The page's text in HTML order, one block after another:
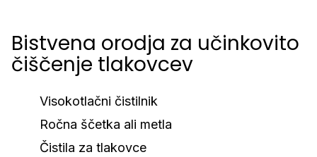
Bistvena orodja za učinkovito
čiščenje tlakovcev
Visokotlačni čistilnik
Ročna ščetka ali metla
Čistila za tlakovce